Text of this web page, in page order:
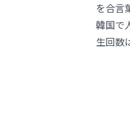
を合言
韓国で
生回数